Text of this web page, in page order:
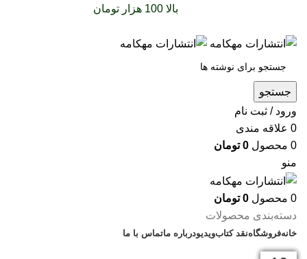
بالا 100 هزار تومان
جستجو
ورود / ثبت نام
0 علاقه مندی
0 محصول 0 تومان
منو
0 محصول 0 تومان
دسته‌بندی محصولات
خانهفروشگاهنقد کتابویدیودرباره‌ ماتماس با ما